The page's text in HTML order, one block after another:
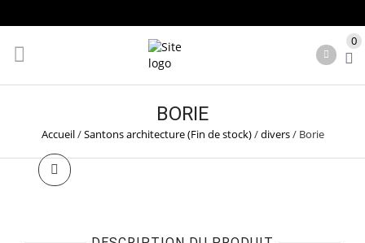
0
BORIE
Accueil/Santons architecture (Fin de stock)/divers/ Borie